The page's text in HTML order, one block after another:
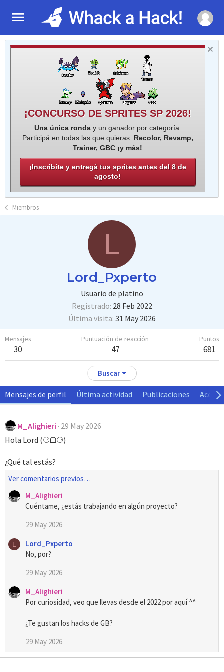
¡CONCURSO DE SPRITES SP 2026!
Una única ronday un ganador por categoría.
Participá en todas las que quieras: Recolor, Revamp,
Trainer, GBC ¡y más!
¡Inscribite y entregá tus sprites antes del 8 de
agosto!
Miembros
L
Lord_Pxperto
Usuario de platino
Registrado 28 Feb 2022
Última visita 31 May 2026
Mensajes
30
Puntuación de reacción
47
Puntos
681
Buscar
Mensajes de perfil Última actividad Publicaciones Acerca
M_Alighieri 29 May 2026
Hola Lord (⚆ᗝ⚆)
¿Qué tal estás?
Ver comentarios previos…
M_Alighieri
Cuéntame, ¿estás trabajando en algún proyecto?
29 May 2026
L
Lord_Pxperto
No, por?
29 May 2026
M_Alighieri
Por curiosidad, veo que llevas desde el 2022 por aquí ^^
¿Te gustan los hacks de GB?
29 May 2026